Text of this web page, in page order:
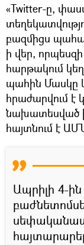
«Twitter-ը,
բազմիցս
ի վեր,
հարթակում
պահին Մասկը
հրաժարվում
նախատեսված
հայտնում է
Ապրիլի 4-